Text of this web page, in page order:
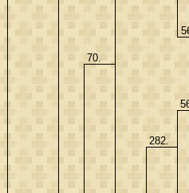
70.
282.